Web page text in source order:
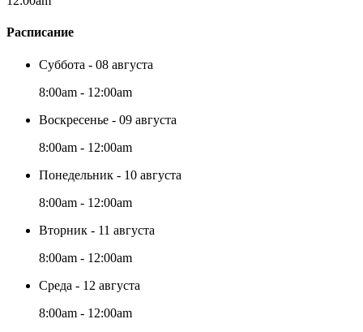
Расписание
Суббота - 08 августа
8:00am - 12:00am
Воскресенье - 09 августа
8:00am - 12:00am
Понедельник - 10 августа
8:00am - 12:00am
Вторник - 11 августа
8:00am - 12:00am
Среда - 12 августа
8:00am - 12:00am